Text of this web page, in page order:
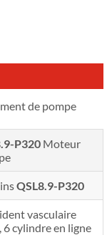
de pompe
P320 Moteur
QSL8.9-P320
vasculaire
6 cylindre en ligne